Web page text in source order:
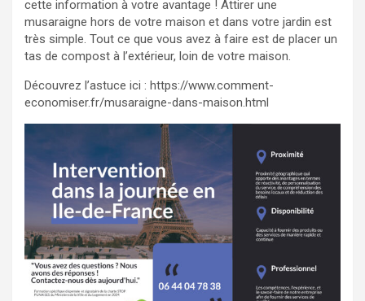
cette information à votre avantage ! Attirer une
musaraigne hors de votre maison et dans votre jardin est
très simple. Tout ce que vous avez à faire est de placer un
tas de compost à l’extérieur, loin de votre maison.
Découvrez l’astuce ici : https://www.comment-
economiser.fr/musaraigne-dans-maison.html